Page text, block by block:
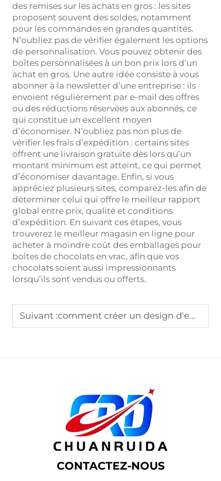
des remises sur les achats en gros : les sites
proposent souvent des soldes, notamment
pour les commandes en grandes quantités.
N’oubliez pas de vérifier également les options
de personnalisation. Vous pouvez obtenir des
boîtes personnalisées à un bon prix lors d’un
achat en gros. Une autre idée consiste à vous
abonner à la newsletter d’une entreprise : ils
envoient régulièrement par e-mail des offres
ou des réductions réservées aux abonnés, ce
qui constitue un excellent moyen
d’économiser. N’oubliez pas non plus de
vérifier les frais d’expédition : certains sites
offrent une livraison gratuite dès lors qu’un
montant minimum est atteint, ce qui permet
d’économiser davantage. Enfin, si vous
appréciez plusieurs sites, comparez-les afin de
déterminer celui qui offre le meilleur rapport
global entre prix, qualité et conditions
d’expédition. En suivant ces étapes, vous
trouverez le meilleur magasin en ligne pour
acheter à moindre coût des emballages pour
boîtes de chocolats en vrac, afin que vos
chocolats soient aussi impressionnants
lorsqu’ils sont vendus ou offerts.
Suivant :comment créer un design d'emballage en boîte
CONTACTEZ-NOUS